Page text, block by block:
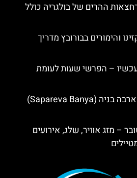
מבורובץ ל-2 מרחצאות ההרים של בולגריה כולל
והימורים בבורובץ מדריך
– הפרשי שעות לעומת
בריכות תרמיות בספארבה בניה (Sapareva Banya)
– מזג אוויר, שלג, אירועים